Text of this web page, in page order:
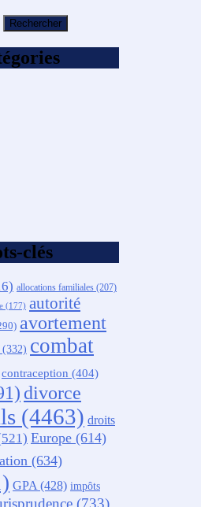
clés
allocations familiales (207)
(177) autorité
avortement
(332) combat
contraception (404)
divorce
(4463) droits
Europe (614)
(634)
GPA (428) impôts
(733)